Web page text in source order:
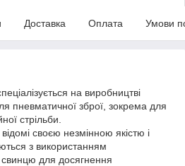
Доставка Оплата Умови
на виробництві
пневматичної зброї, зокрема для
стрільби.
відомі своєю незмінною якістю і
з використанням
для досягнення